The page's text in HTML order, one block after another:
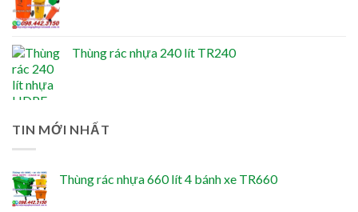
Thùng rác nhựa 240 lít TR240
TIN MỚI NHẤT
Thùng rác nhựa 660 lít 4 bánh xe TR660